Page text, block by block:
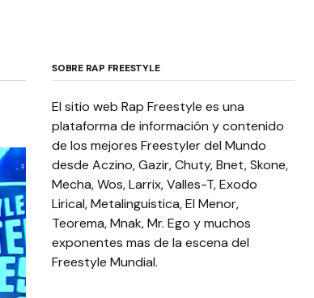
SOBRE RAP FREESTYLE
El sitio web Rap Freestyle es una
plataforma de información y contenido
de los mejores Freestyler del Mundo
desde Aczino, Gazir, Chuty, Bnet, Skone,
Mecha, Wos, Larrix, Valles-T, Exodo
Lirical, Metalinguistica, El Menor,
Teorema, Mnak, Mr. Ego y muchos
exponentes mas de la escena del
Freestyle Mundial.